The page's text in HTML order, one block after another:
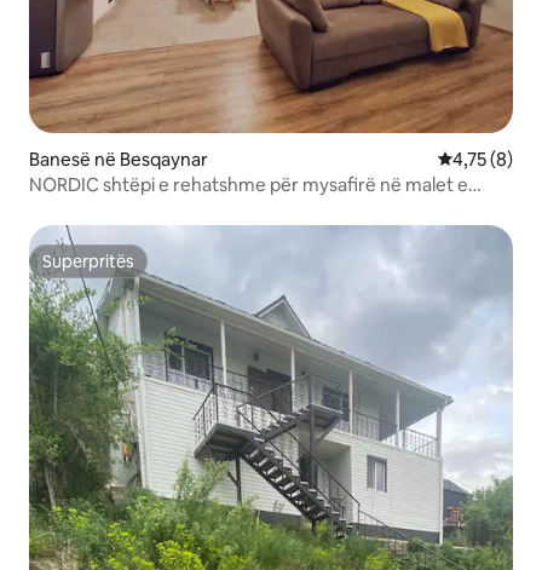
Banesë në Besqaynar Vlerësimi
4,75 (8)
NORDIC shtëpi e rehatshme për mysafirë në malet e
Superpritës
Superpritës